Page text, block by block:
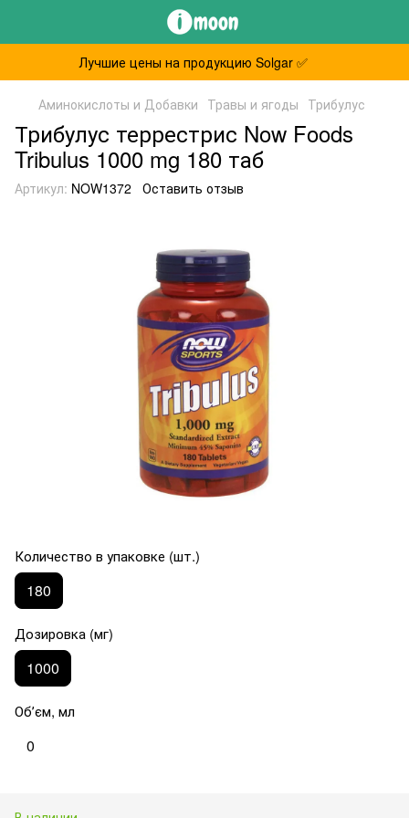
Лучшие цены на продукцию Solgar ✅
Аминокислоты и Добавки Травы и ягоды Трибулус
Трибулус террестрис Now Foods
Tribulus 1000 mg 180 таб
Артикул: NOW1372 Оставить отзыв
Количество в упаковке (шт.)
180
Дозировка (мг)
1000
Обʼєм, мл
0